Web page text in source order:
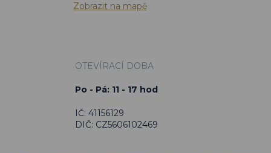
Zobrazit na mapě
OTEVÍRACÍ DOBA
Po - Pá: 11 - 17 hod
IČ: 41156129
DIČ: CZ5606102469